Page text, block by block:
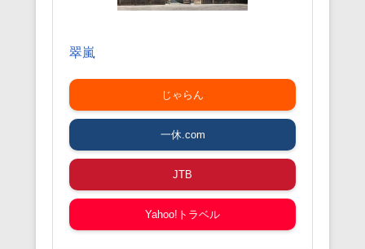
翠嵐
じゃらん
一休.com
JTB
Yahoo!トラベル